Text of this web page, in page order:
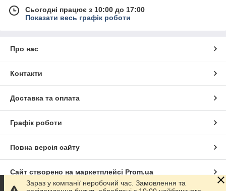
Сьогодні працює з 10:00 до 17:00
Показати весь графік роботи
Про нас
Контакти
Доставка та оплата
Графік роботи
Повна версія сайту
Сайт створено на маркетплейсі Prom.ua
Зараз у компанії неробочий час. Замовлення та